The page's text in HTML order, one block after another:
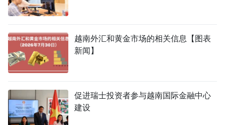
越南外汇和黄金市场的相关信息【图表
新闻】
促进瑞士投资者参与越南国际金融中心
建设